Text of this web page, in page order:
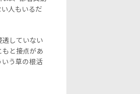
人もいるだ
していない
と接点があ
う草の根活